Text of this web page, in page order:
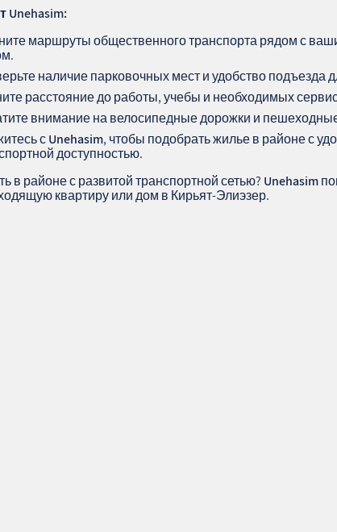
маршруты общественного транспорта рядом с
наличие парковочных мест и удобство подъезда
расстояние до работы, учебы и необходимых
внимание на велосипедные дорожки и
сUnehasim, чтобы подобрать жилье в районе с
доступностью.
в районе с развитой транспортной сетью? Unehasim
квартиру или дом в Кирьят-Элиэзер.